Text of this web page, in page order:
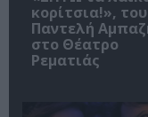
κορίτσια!», του
Παντελή
στο Θέατρο
Ρεματιάς